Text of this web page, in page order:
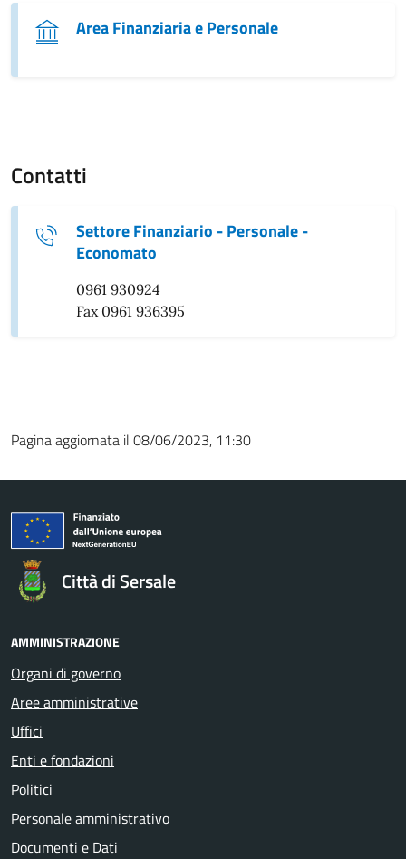
Area Finanziaria e Personale
Contatti
Settore Finanziario - Personale -
Economato
0961 930924
Fax 0961 936395
Pagina aggiornata il 08/06/2023, 11:30
Città di Sersale
AMMINISTRAZIONE
Organi di governo
Aree amministrative
Uffici
Enti e fondazioni
Politici
Personale amministrativo
Documenti e Dati